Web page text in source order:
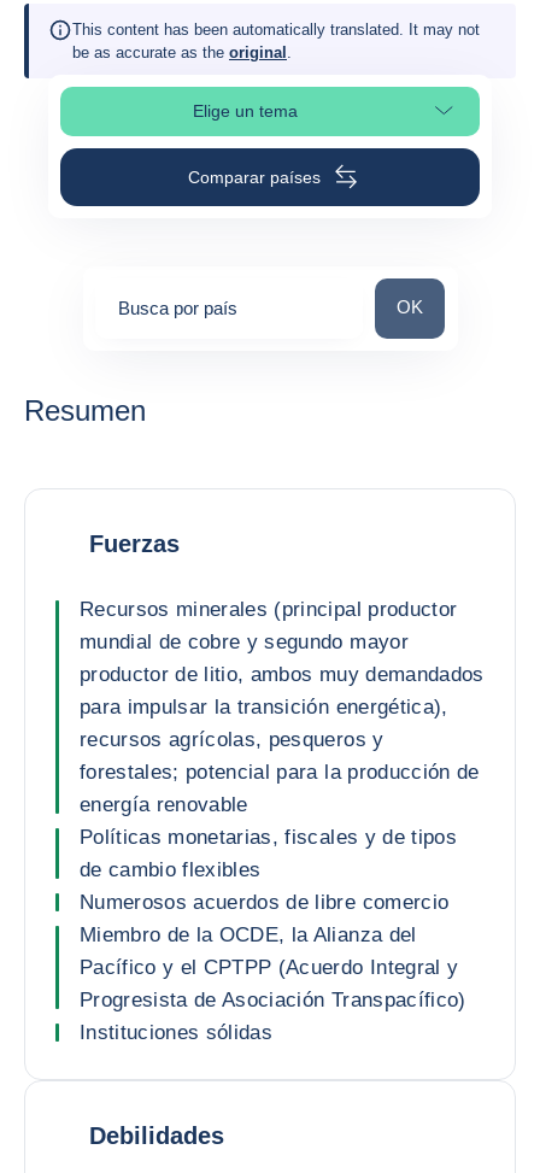
This content has been automatically translated. It may not
be as accurate as the original .
Elige un temaSelleciona la sección de la página
Comparar países
Busca por país Busca por país
OK
Resumen
Fuerzas
Recursos minerales (principal productor
mundial de cobre y segundo mayor
productor de litio, ambos muy demandados
para impulsar la transición energética),
recursos agrícolas, pesqueros y
forestales; potencial para la producción de
energía renovable
Políticas monetarias, fiscales y de tipos
de cambio flexibles
Numerosos acuerdos de libre comercio
Miembro de la OCDE, la Alianza del
Pacífico y el CPTPP (Acuerdo Integral y
Progresista de Asociación Transpacífico)
Instituciones sólidas
Debilidades